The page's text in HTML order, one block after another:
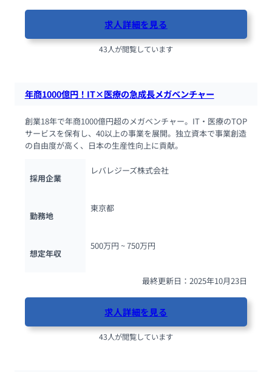
求人詳細を見る
43人が閲覧しています
年商1000億円！IT×医療の急成長メガベンチャー
創業18年で年商1000億円超のメガベンチャー。IT・医療のTOP
サービスを保有し、40以上の事業を展開。独立資本で事業創造
の自由度が高く、日本の生産性向上に貢献。
採用企業
レバレジーズ株式会社
勤務地
東京都
想定年収
500万円 ~ 750万円
最終更新日：2025年10月23日
求人詳細を見る
43人が閲覧しています